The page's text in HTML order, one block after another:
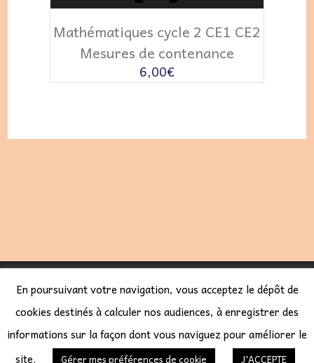
Mathématiques cycle 2 CE1 CE2
Mesures de contenance
6,00€
LES COURS SÉBAL 2023 -CGV-POLITIQUE DE
CONFIDENTIALITÉ-CODEUR SITE WORDPRESS
: CYBERFR
En poursuivant votre navigation, vous acceptez le dépôt de
cookies destinés à calculer nos audiences, à enregistrer des
informations sur la façon dont vous naviguez pour améliorer le
site.
Gérer mes préférences de cookie J'ACCEPTE